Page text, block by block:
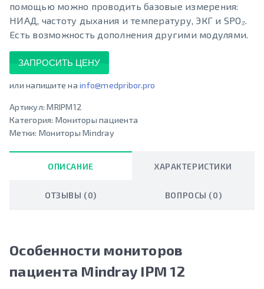
помощью можно проводить базовые измерения:
НИАД, частоту дыхания и температуру, ЭКГ и SPO₂.
Есть возможность дополнения другими модулями.
ЗАПРОСИТЬ ЦЕНУ
или напишите на info@medpribor.pro
Артикул:MRIPM12
Категория: Мониторы пациента
Метки: Мониторы Mindray
ОПИСАНИЕ ХАРАКТЕРИСТИКИ
ОТЗЫВЫ (0) ВОПРОСЫ (0)
Особенности мониторов
пациента Mindray IPM 12